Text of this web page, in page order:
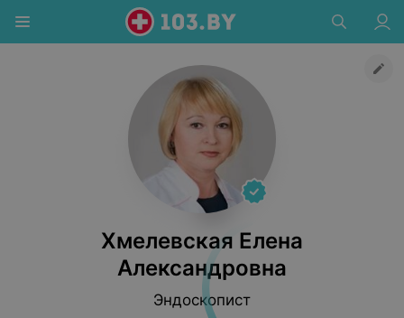
Хмелевская Елена
Александровна
Эндоскопист